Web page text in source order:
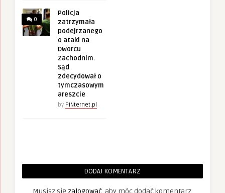
0
Policja
zatrzymała
podejrzanego
o ataki na
Dworcu
Zachodnim.
Sąd
zdecydował o
tymczasowym
areszcie
by PINternet.pl
DODAJ KOMENTARZ
Musisz się zalogować, aby móc dodać komentarz.